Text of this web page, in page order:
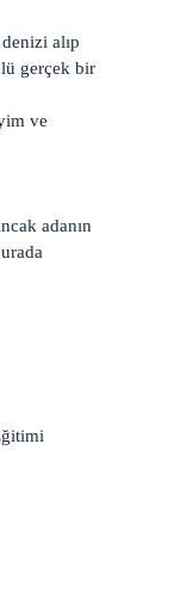
alıp
gerçek bir
ve
adanın